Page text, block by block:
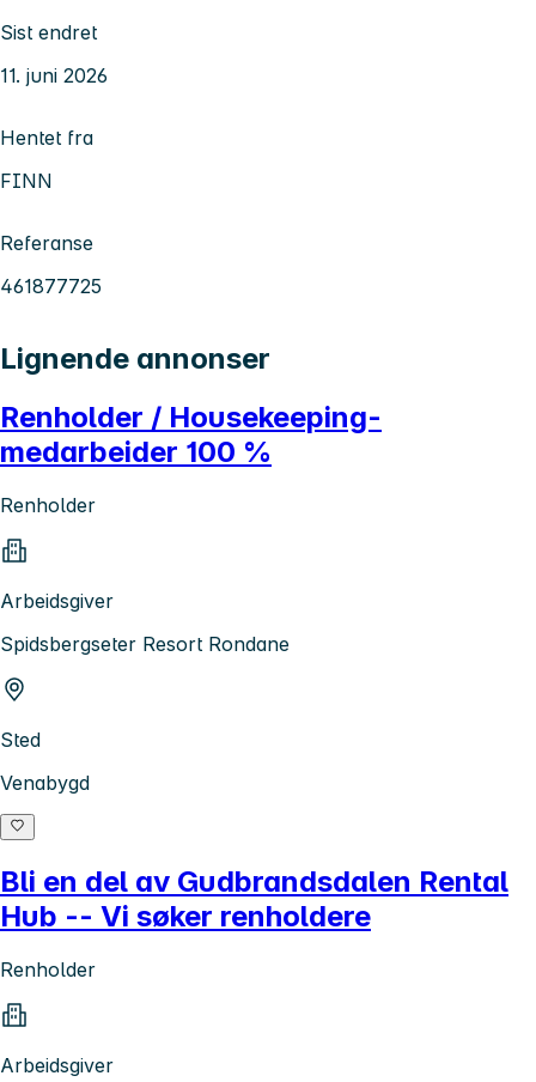
Sist endret
11. juni 2026
Hentet fra
FINN
Referanse
461877725
Lignende annonser
Renholder / Housekeeping-
medarbeider 100 %
Renholder
Arbeidsgiver
Spidsbergseter Resort Rondane
Sted
Venabygd
Bli en del av Gudbrandsdalen Rental
Hub -- Vi søker renholdere
Renholder
Arbeidsgiver